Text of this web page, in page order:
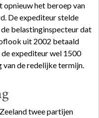
het beroep van
De expediteur stelde
belastinginspecteur dat
uit 2002 betaald
expediteur wel 1500
van de redelijke termijn.
twee partijen